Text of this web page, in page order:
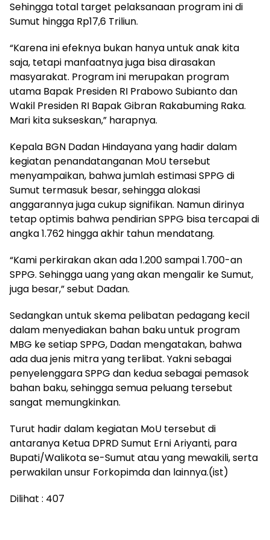
Sehingga total target pelaksanaan program ini di
Sumut hingga Rp17,6 Triliun.
“Karena ini efeknya bukan hanya untuk anak kita
saja, tetapi manfaatnya juga bisa dirasakan
masyarakat. Program ini merupakan program
utama Bapak Presiden RI Prabowo Subianto dan
Wakil Presiden RI Bapak Gibran Rakabuming Raka.
Mari kita sukseskan,” harapnya.
Kepala BGN Dadan Hindayana yang hadir dalam
kegiatan penandatanganan MoU tersebut
menyampaikan, bahwa jumlah estimasi SPPG di
Sumut termasuk besar, sehingga alokasi
anggarannya juga cukup signifikan. Namun dirinya
tetap optimis bahwa pendirian SPPG bisa tercapai di
angka 1.762 hingga akhir tahun mendatang.
“Kami perkirakan akan ada 1.200 sampai 1.700-an
SPPG. Sehingga uang yang akan mengalir ke Sumut,
juga besar,” sebut Dadan.
Sedangkan untuk skema pelibatan pedagang kecil
dalam menyediakan bahan baku untuk program
MBG ke setiap SPPG, Dadan mengatakan, bahwa
ada dua jenis mitra yang terlibat. Yakni sebagai
penyelenggara SPPG dan kedua sebagai pemasok
bahan baku, sehingga semua peluang tersebut
sangat memungkinkan.
Turut hadir dalam kegiatan MoU tersebut di
antaranya Ketua DPRD Sumut Erni Ariyanti, para
Bupati/Walikota se-Sumut atau yang mewakili, serta
perwakilan unsur Forkopimda dan lainnya.(ist)
Dilihat : 407